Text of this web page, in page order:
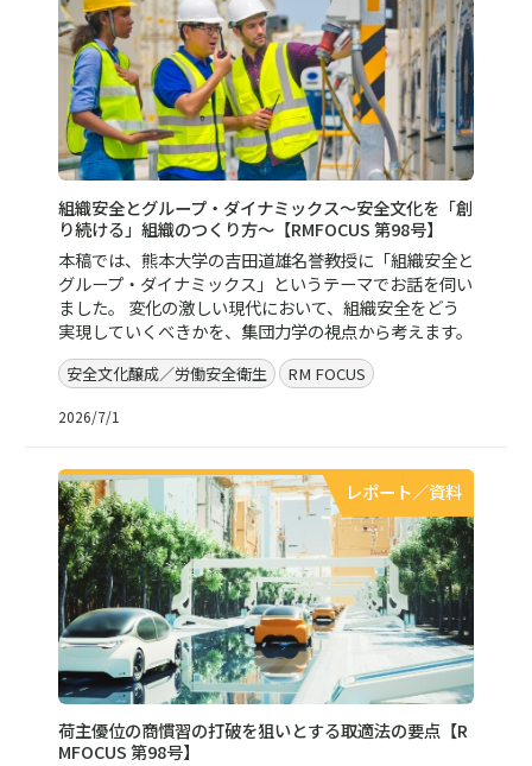
組織安全とグループ・ダイナミックス〜安全文化を「創
り続ける」組織のつくり方〜【RMFOCUS 第98号】
本稿では、熊本大学の吉田道雄名誉教授に「組織安全と
グループ・ダイナミックス」というテーマでお話を伺い
ました。 変化の激しい現代において、組織安全をどう
実現していくべきかを、集団力学の視点から考えます。
安全文化醸成／労働安全衛生 RM FOCUS
2026/7/1
レポート／資料
荷主優位の商慣習の打破を狙いとする取適法の要点【R
MFOCUS 第98号】